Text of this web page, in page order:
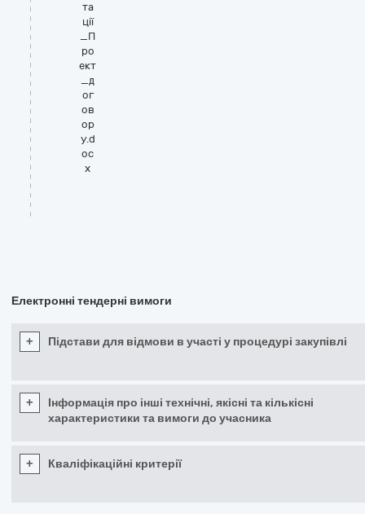
та
ції
_П
ро
ект
_д
ог
ов
ор
у.d
oc
x
Електронні тендерні вимоги
+ Підстави для відмови в участі у процедурі закупівлі
+
Інформація про інші технічні, якісні та кількісні
характеристики та вимоги до учасника
+ Кваліфікаційні критерії